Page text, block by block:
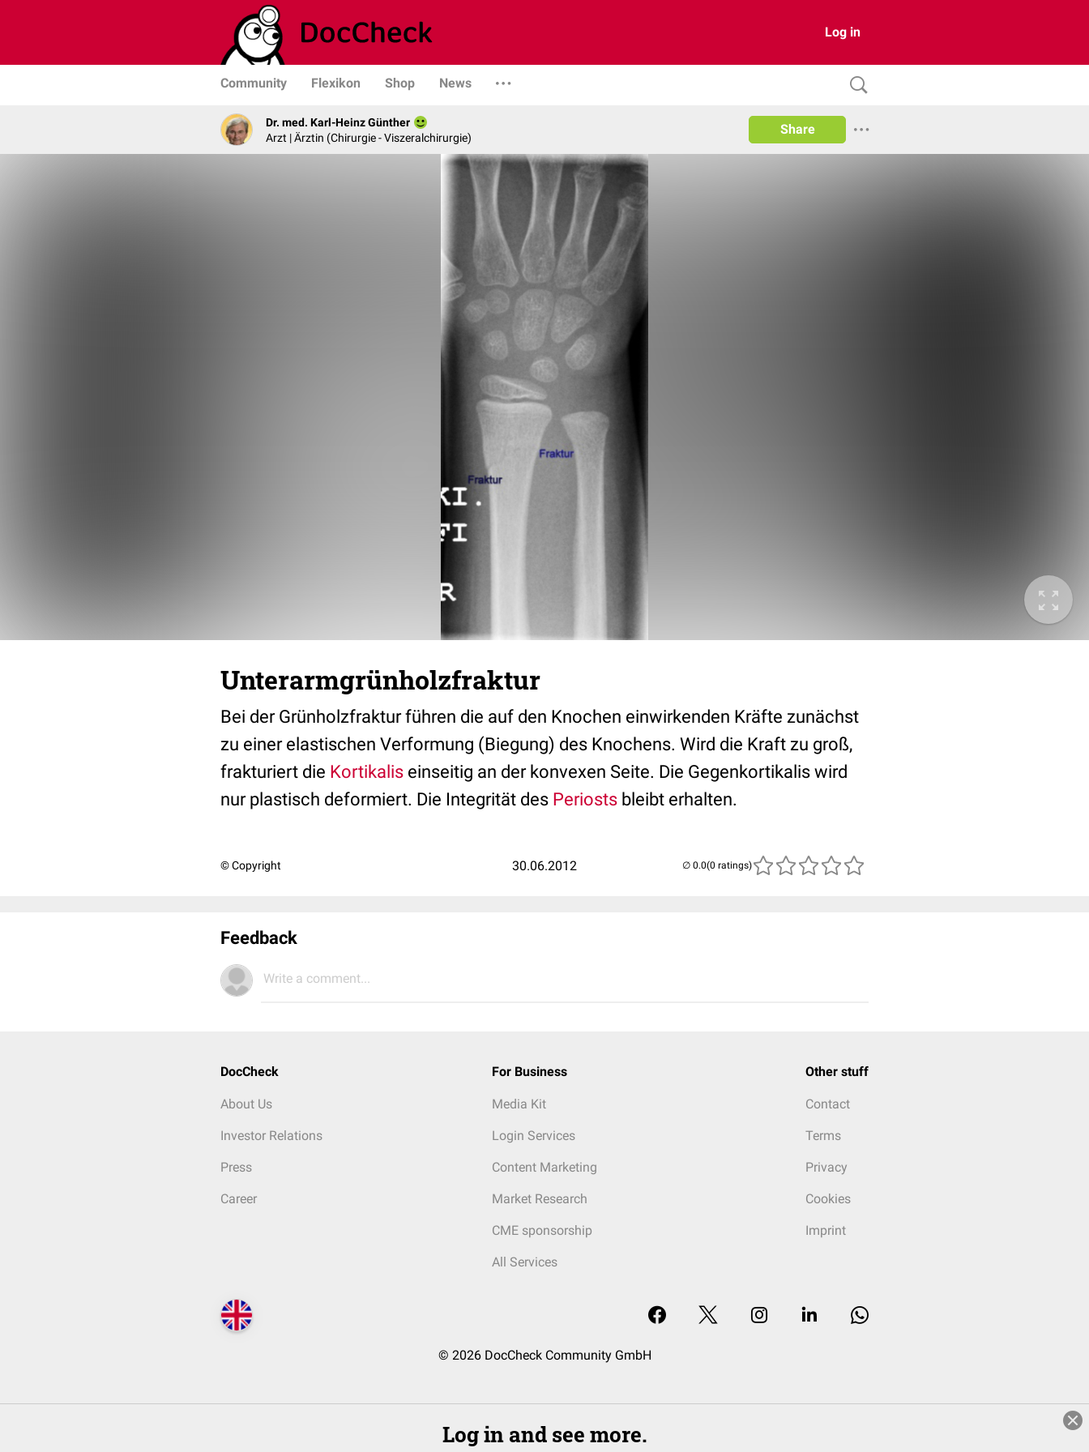
Log in
Community Flexikon Shop News
Dr. med. Karl-Heinz Günther
Arzt | Ärztin (Chirurgie - Viszeralchirurgie)
Share
Unterarmgrünholzfraktur
Bei der Grünholzfraktur führen die auf den Knochen einwirkenden Kräfte zunächst
zu einer elastischen Verformung (Biegung) des Knochens. Wird die Kraft zu groß,
frakturiert die Kortikalis einseitig an der konvexen Seite. Die Gegenkortikalis wird
nur plastisch deformiert. Die Integrität des Periosts bleibt erhalten.
© Copyright 30.06.2012 (0 ratings)
Feedback
Write a comment...
DocCheck
About Us
Investor Relations
Press
Career
For Business
Media Kit
Login Services
Content Marketing
Market Research
CME sponsorship
All Services
Other stuff
Contact
Terms
Privacy
Cookies
Imprint
© 2026 DocCheck Community GmbH
Log in and see more.